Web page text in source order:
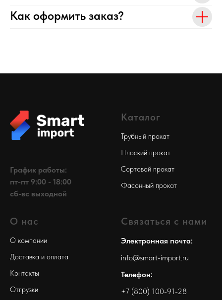
Как оформить заказ?
График работы:
пт-пт 9:00 - 18:00
сб-вс выходной
Каталог
Трубный прокат
Плоский прокат
Сортовой прокат
Фасонный прокат
О нас
О компании
Доставка и оплата
Контакты
Отгрузки
Связаться с нами
Электронная почта:
info@smart-import.ru
Телефон:
+7 (800) 100-91-28